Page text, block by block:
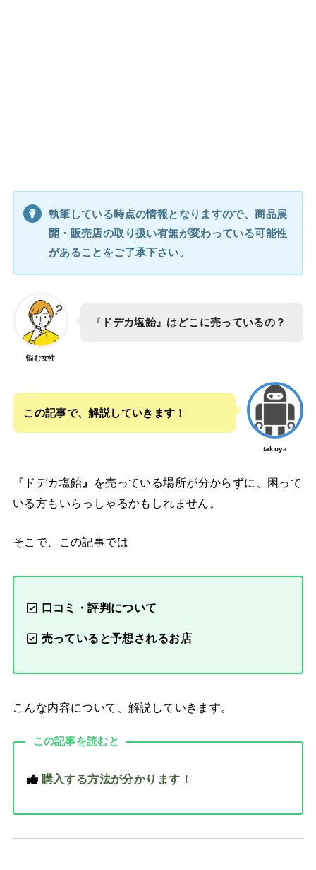
執筆している時点の情報となりますので、商品展
開・販売店の取り扱い有無が変わっている可能性
があることをご了承下さい。
悩む女性
『 ドデカ塩飴』はどこに売っているの？
takuya
この記事で、解説していきます！
『ドデカ塩飴 』
を売っている場所が分からずに、困って
いる方もいらっしゃるかもしれません。
そこで、この記事では
口コミ・評判について
売っていると予想されるお店
こんな内容について、解説していきます。
この記事を読むと
購入する方法が分かります！